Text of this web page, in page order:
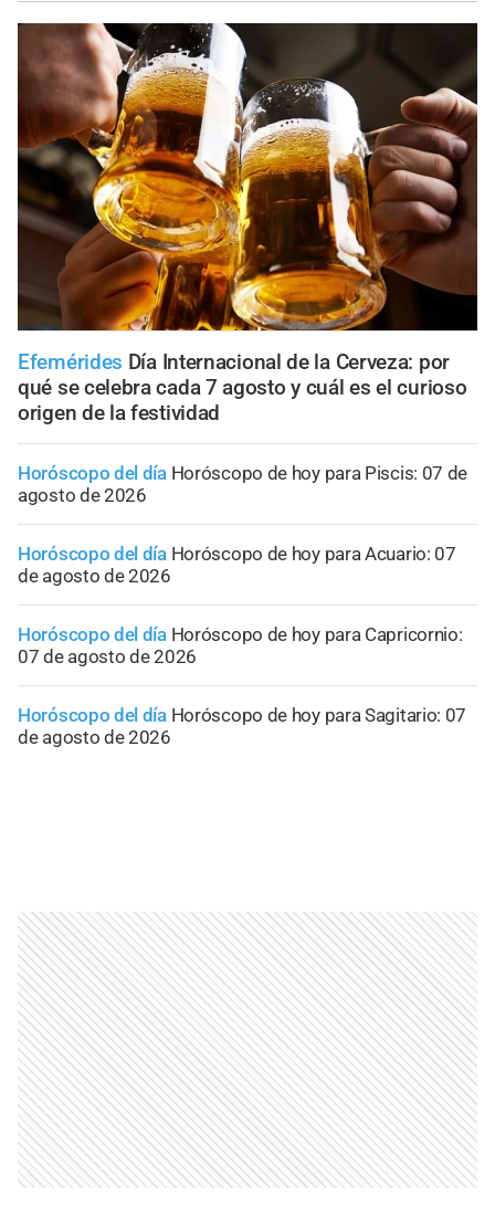
Efemérides Día Internacional de la Cerveza: por
qué se celebra cada 7 agosto y cuál es el curioso
origen de la festividad
Horóscopo del día Horóscopo de hoy para Piscis: 07 de
agosto de 2026
Horóscopo del día Horóscopo de hoy para Acuario: 07
de agosto de 2026
Horóscopo del día Horóscopo de hoy para Capricornio:
07 de agosto de 2026
Horóscopo del día Horóscopo de hoy para Sagitario: 07
de agosto de 2026